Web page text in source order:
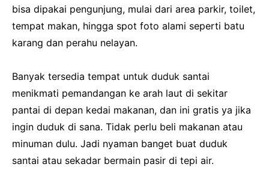
bisa dipakai pengunjung, mulai dari area parkir, toilet,
tempat makan, hingga spot foto alami seperti batu
karang dan perahu nelayan.
Banyak tersedia tempat untuk duduk santai
menikmati pemandangan ke arah laut di sekitar
pantai di depan kedai makanan, dan ini gratis ya jika
ingin duduk di sana. Tidak perlu beli makanan atau
minuman dulu. Jadi nyaman banget buat duduk
santai atau sekadar bermain pasir di tepi air.